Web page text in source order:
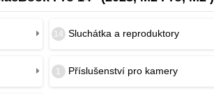
14 Sluchátka a reproduktory
1 Příslušenství pro kamery